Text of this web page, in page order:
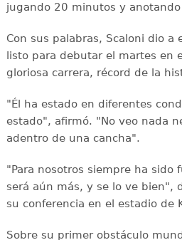
jugando 20 minutos y
Con sus palabras, Scaloni dio a
listo para debutar el martes en
gloriosa carrera, récord de la
"Él ha estado en diferentes
estado", afirmó. "No veo nada
adentro de una cancha".
"Para nosotros siempre ha sido
será aún más, y se lo ve bien",
su conferencia en el estadio de
Sobre su primer obstáculo